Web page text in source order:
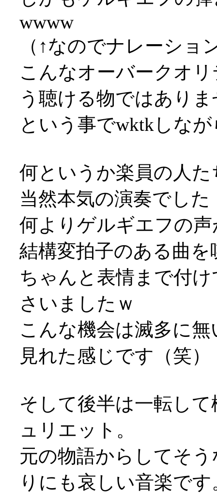
wwww
（↑なのでナレーショ
こんなオーバークオ
う聴ける物ではあり
という事でwktkしな
何というか楽員の人
当然本気の演奏でし
何よりゲルギエフの
結構変拍子のある曲
ちゃんと表情まで付
さいましたｗ
こんな機会は滅多に
見れた感じです（笑）
そして後半は一転し
ュリエット。
元の物語からしてそ
りにも哀しい音楽です